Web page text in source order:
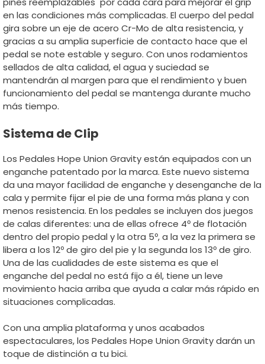
en las condiciones más complicadas. El cuerpo del pedal
gira sobre un eje de acero Cr-Mo de alta resistencia, y
gracias a su amplia superficie de contacto hace que el
pedal se note estable y seguro. Con unos rodamientos
sellados de alta calidad, el agua y suciedad se
mantendrán al margen para que el rendimiento y buen
funcionamiento del pedal se mantenga durante mucho
más tiempo.
Sistema de Clip
Los Pedales Hope Union Gravity están equipados con un
enganche patentado por la marca. Este nuevo sistema
da una mayor facilidad de enganche y desenganche de la
cala y permite fijar el pie de una forma más plana y con
menos resistencia. En los pedales se incluyen dos juegos
de calas diferentes: una de ellas ofrece 4º de flotación
dentro del propio pedal y la otra 5º, a la vez la primera se
libera a los 12º de giro del pie y la segunda los 13º de giro.
Una de las cualidades de este sistema es que el
enganche del pedal no está fijo a él, tiene un leve
movimiento hacia arriba que ayuda a calar más rápido en
situaciones complicadas.
Con una amplia plataforma y unos acabados
espectaculares, los Pedales Hope Union Gravity darán un
toque de distinción a tu bici.